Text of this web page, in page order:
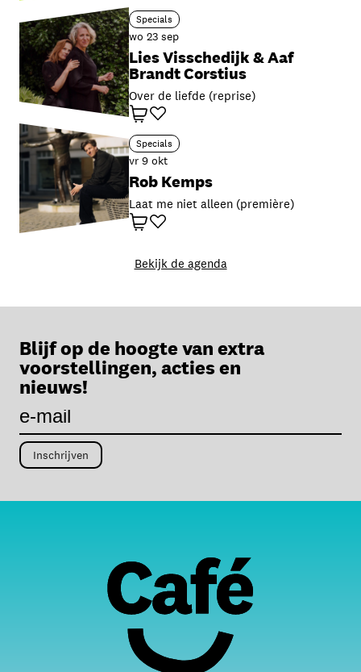
Specials
wo 23 sep
Lies Visschedijk & Aaf
Brandt Corstius
Over de liefde (reprise)
Favoriet
Winkelwagen
Specials
vr 9 okt
Rob Kemps
Laat me niet alleen (première)
Favoriet
Winkelwagen
Bekijk de agenda
Blijf op de hoogte van extra
voorstellingen, acties en
nieuws!